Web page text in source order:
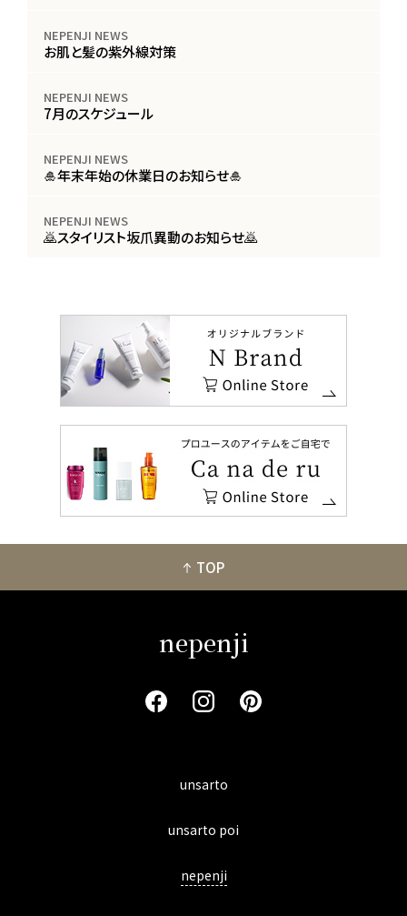
NEPENJI NEWS
お肌と髪の紫外線対策
NEPENJI NEWS
7月のスケジュール
NEPENJI NEWS
🎍年末年始の休業日のお知らせ🎍
NEPENJI NEWS
🙇スタイリスト坂爪異動のお知らせ🙇
TOP
nepenji
unsarto
unsarto poi
nepenji